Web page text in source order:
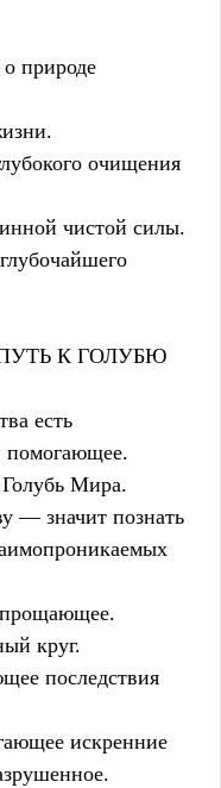
природе
очищения
чистой силы.
К ГОЛУБЮ
есть
помогающее.
Мира.
— значит познать
круг.
последствия
искренние